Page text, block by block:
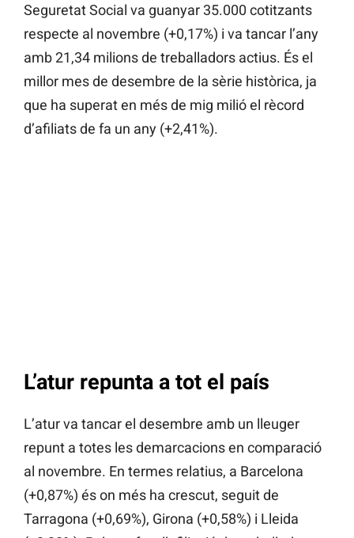
Seguretat Social va guanyar 35.000 cotitzants
respecte al novembre (+0,17%) i va tancar l’any
amb 21,34 milions de treballadors actius. És el
millor mes de desembre de la sèrie històrica, ja
que ha superat en més de mig milió el rècord
d’afiliats de fa un any (+2,41%).
L’atur repunta a tot el país
L’atur va tancar el desembre amb un lleuger
repunt a totes les demarcacions en comparació
al novembre. En termes relatius, a Barcelona
(+0,87%) és on més ha crescut, seguit de
Tarragona (+0,69%), Girona (+0,58%) i Lleida